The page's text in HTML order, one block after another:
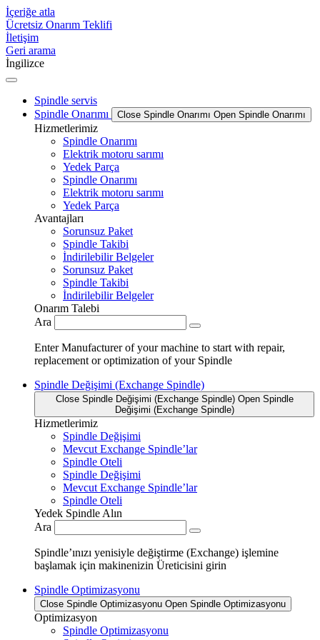
İçeriğe atla
Ücretsiz Onarım Teklifi
İletişim
Geri arama
İngilizce
Spindle servis
Spindle Onarımı
Close Spindle Onarımı Open Spindle Onarımı
Hizmetlerimiz
Spindle Onarımı
Elektrik motoru sarımı
Yedek Parça
Spindle Onarımı
Elektrik motoru sarımı
Yedek Parça
Avantajları
Sorunsuz Paket
Spindle Takibi
İndirilebilir Belgeler
Sorunsuz Paket
Spindle Takibi
İndirilebilir Belgeler
Onarım Talebi
Ara
Enter Manufacturer of your machine to start with repair,
replacement or optimization of your Spindle
Spindle Değişimi (Exchange Spindle)
Close Spindle Değişimi (Exchange Spindle) Open Spindle
Değişimi (Exchange Spindle)
Hizmetlerimiz
Spindle Değişimi
Mevcut Exchange Spindle’lar
Spindle Oteli
Spindle Değişimi
Mevcut Exchange Spindle’lar
Spindle Oteli
Yedek Spindle Alın
Ara
Spindle’ınızı yenisiyle değiştirme (Exchange) işlemine
başlamak için makinenizin Üreticisini girin
Spindle Optimizasyonu
Close Spindle Optimizasyonu Open Spindle Optimizasyonu
Optimizasyon
Spindle Optimizasyonu